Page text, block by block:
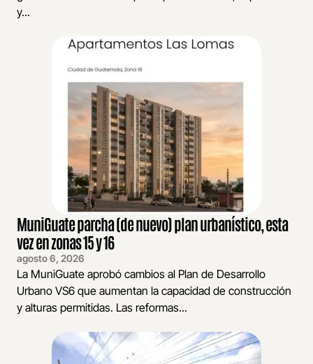
y...
MuniGuate parcha (de nuevo) plan urbanístico, esta
vez en zonas 15 y 16
agosto 6, 2026
La MuniGuate aprobó cambios al Plan de Desarrollo
Urbano VS6 que aumentan la capacidad de construcción
y alturas permitidas. Las reformas...